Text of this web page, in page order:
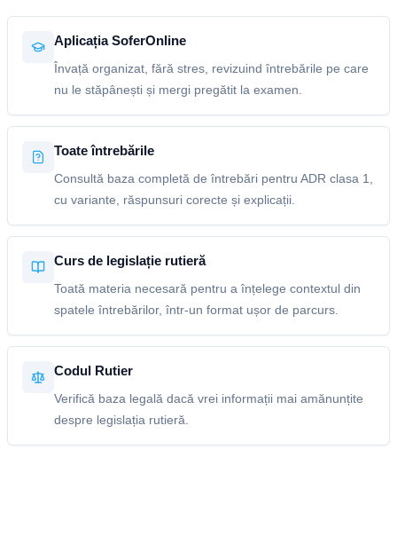
Aplicația SoferOnline
Învață organizat, fără stres, revizuind întrebările pe care
nu le stăpânești și mergi pregătit la examen.
Toate întrebările
Consultă baza completă de întrebări pentru ADR clasa 1,
cu variante, răspunsuri corecte și explicații.
Curs de legislație rutieră
Toată materia necesară pentru a înțelege contextul din
spatele întrebărilor, într-un format ușor de parcurs.
Codul Rutier
Verifică baza legală dacă vrei informații mai amănunțite
despre legislația rutieră.